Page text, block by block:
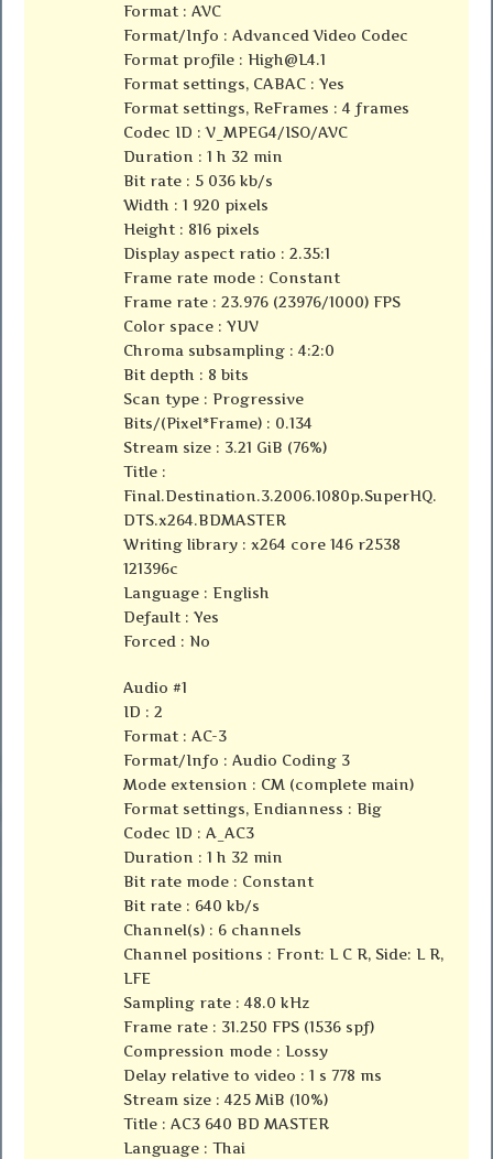
Format : AVC
Format/Info : Advanced Video Codec
Format profile :High@L4.1
Format settings, CABAC : Yes
Format settings, ReFrames : 4 frames
Codec ID : V_MPEG4/ISO/AVC
Duration : 1 h 32 min
Bit rate : 5 036 kb/s
Width : 1 920 pixels
Height : 816 pixels
Display aspect ratio : 2.35:1
Frame rate mode : Constant
Frame rate : 23.976 (23976/1000) FPS
Color space : YUV
Chroma subsampling : 4:2:0
Bit depth : 8 bits
Scan type : Progressive
Bits/(Pixel*Frame) : 0.134
Stream size : 3.21 GiB (76%)
Title :
Final.Destination.3.2006.1080p.SuperHQ.
DTS.x264.BDMASTER
Writing library : x264 core 146 r2538
121396c
Language : English
Default : Yes
Forced : No
Audio #1
ID : 2
Format : AC-3
Format/Info : Audio Coding 3
Mode extension : CM (complete main)
Format settings, Endianness : Big
Codec ID : A_AC3
Duration : 1 h 32 min
Bit rate mode : Constant
Bit rate : 640 kb/s
Channel(s) : 6 channels
Channel positions : Front: L C R, Side: L R,
LFE
Sampling rate : 48.0 kHz
Frame rate : 31.250 FPS (1536 spf)
Compression mode : Lossy
Delay relative to video : 1 s 778 ms
Stream size : 425 MiB (10%)
Title : AC3 640 BD MASTER
Language : Thai